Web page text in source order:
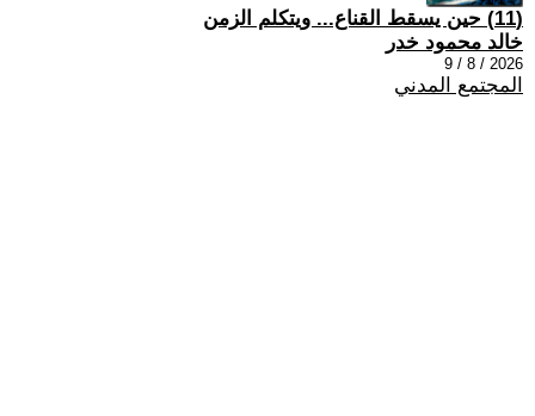
(11) حين يسقط القناع... ويتكلم الزمن
خالد محمود خدر
2026 / 8 / 9
المجتمع المدني